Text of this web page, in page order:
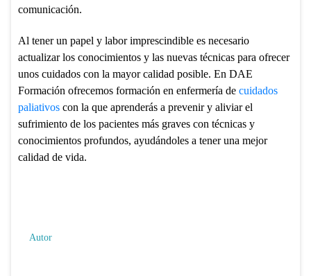
comunicación.
Al tener un papel y labor imprescindible es necesario
actualizar los conocimientos y las nuevas técnicas para ofrecer
unos cuidados con la mayor calidad posible. En DAE
Formación ofrecemos formación en enfermería de cuidados
paliativoscon la que aprenderás a prevenir y aliviar el
sufrimiento de los pacientes más graves con técnicas y
conocimientos profundos, ayudándoles a tener una mejor
calidad de vida.
Autor